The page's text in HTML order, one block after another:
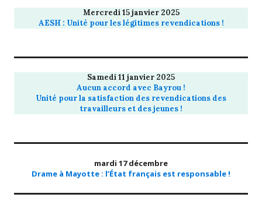
Mercredi 15 janvier 2025
AESH : Unité pour les légitimes revendications !
Samedi 11 janvier 2025
Aucun accord avec Bayrou !
Unité pour la satisfaction des revendications des
travailleurs et des jeunes !
mardi 17 décembre
Drame à Mayotte : l’État français est responsable !